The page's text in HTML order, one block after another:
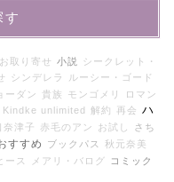
す
お取り寄せ 小説
シークレット・
シンデレラ
ルーシー・ゴード
ーダン 貴族 モンゴメリ
ロマン
Kindke unlimited 解約 再会 ハ
奈津子 赤毛のアン お試し
さち
すすめ ブックパス
秋元奈美
ース メアリ・バログ
コミック